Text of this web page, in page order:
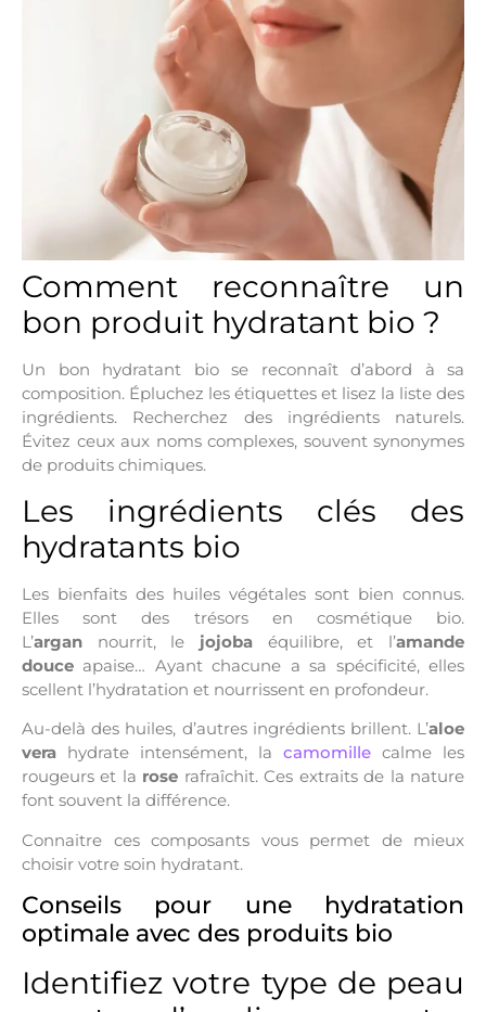
Comment reconnaître un
bon produit hydratant bio ?
Un bon hydratant bio se reconnaît d’abord à sa
composition. Épluchez les étiquettes et lisez la liste des
ingrédients. Recherchez des ingrédients naturels.
Évitez ceux aux noms complexes, souvent synonymes
de produits chimiques.
Les ingrédients clés des
hydratants bio
Les bienfaits des huiles végétales sont bien connus.
Elles sont des trésors en cosmétique bio.
L’argan nourrit, le jojoba équilibre, et l’amande
douce apaise… Ayant chacune a sa spécificité, elles
scellent l’hydratation et nourrissent en profondeur.
Au-delà des huiles, d’autres ingrédients brillent. L’aloe
vera hydrate intensément, la camomille calme les
rougeurs et la rose rafraîchit. Ces extraits de la nature
font souvent la différence.
Connaitre ces composants vous permet de mieux
choisir votre soin hydratant.
Conseils pour une hydratation
optimale avec des produits bio
Identifiez votre type de peau